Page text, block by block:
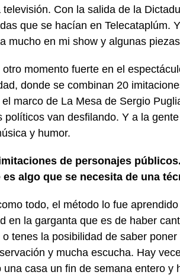
Con la salida de la
que se hacían en Telecataplúm.
mucho en mi show y algunas
momento fuerte en el
donde se combinan 20
marco de La Mesa de Sergio
políticos van desfilando. Y a la
y humor.
de personajes
algo que se necesita de una
todo, el método lo fue
en la garganta que es de haber
tenes la posibilidad de saber
y mucha escucha. Hay
una casa un fin de semana entero y